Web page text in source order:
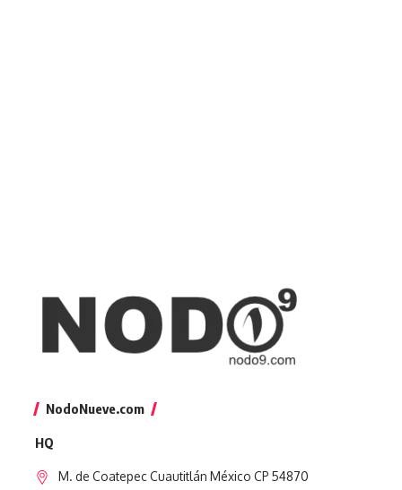
NodoNueve.com
HQ
M. de Coatepec Cuautitlán México CP 54870